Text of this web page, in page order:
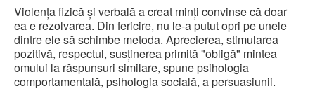
Violența fizică și verbală a creat minți convinse că doar
ea e rezolvarea. Din fericire, nu le-a putut opri pe unele
dintre ele să schimbe metoda. Aprecierea, stimularea
pozitivă, respectul, susținerea primită "obligă" mintea
omului la răspunsuri similare, spune psihologia
comportamentală, psihologia socială, a persuasiunii.